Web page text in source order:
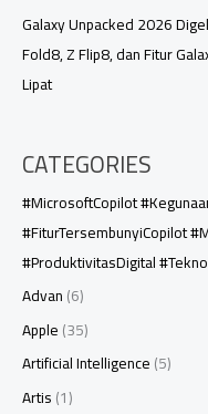
Galaxy Unpacked 2026
Fold8, Z Flip8, dan Fitur
Lipat
CATEGORIES
#MicrosoftCopilot
#FiturTersembunyiCopilot
#ProduktivitasDigital
Advan(6)
Apple(35)
Artificial Intelligence(5)
Artis(1)